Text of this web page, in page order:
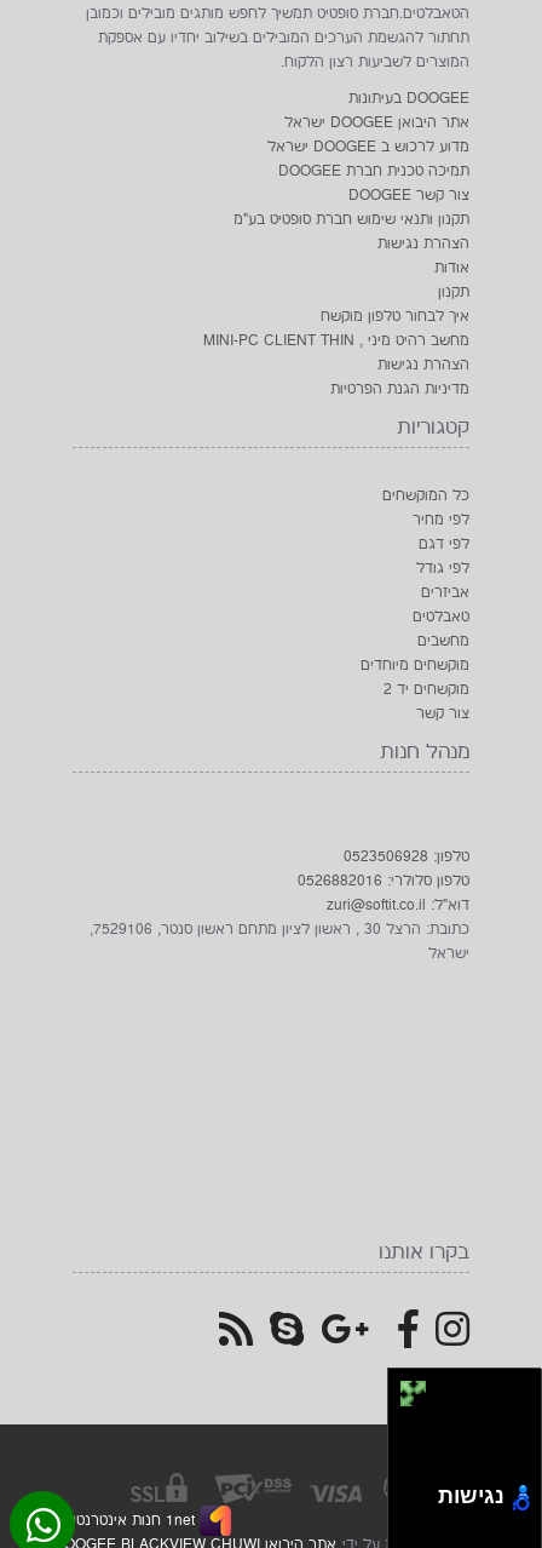
הטאבלטים.חברת סופטיט תמשיך לחפש מותגים מובילים וכמובן
תחתור להגשמת הערכים המובילים בשילוב יחדיו עם אספקת
המוצרים לשביעות רצון הלקוח.
DOOGEE בעיתונות
אתר היבואן DOOGEE ישראל
מדוע לרכוש ב DOOGEE ישראל
תמיכה טכנית חברת DOOGEE
צור קשר DOOGEE
תקנון ותנאי שימוש חברת סופטיט בע"מ
הצהרת נגישות
אודות
תקנון
איך לבחור טלפון מוקשח
מחשב רהיט מיני , MINI-PC CLIENT THIN
הצהרת נגישות
מדיניות הגנת הפרטיות
קטגוריות
כל המוקשחים
לפי מחיר
לפי דגם
לפי גודל
אביזרים
טאבלטים
מחשבים
מוקשחים מיוחדים
מוקשחים יד 2
צור קשר
מנהל חנות
טלפון: 0523506928
טלפון סלולרי: 0526882016
דוא"ל: zuri@softit.co.il
כתובת: הרצל 30 , ראשון לציון מתחם ראשון סנטר, 7529106,
ישראל
בקרו אותנו
1net חנות אינטרנטית
2026
נגישות